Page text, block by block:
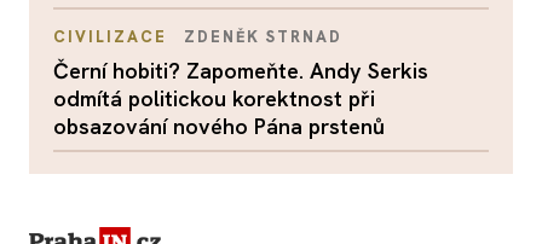
CIVILIZACE ZDENĚK STRNAD
Černí hobiti? Zapomeňte. Andy Serkis
odmítá politickou korektnost při
obsazování nového Pána prstenů